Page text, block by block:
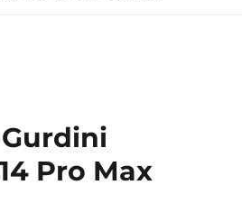
Pro Max